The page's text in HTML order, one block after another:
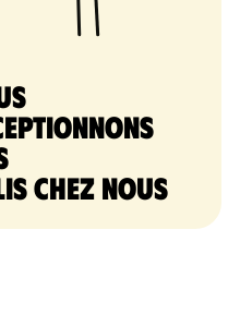
chez nous